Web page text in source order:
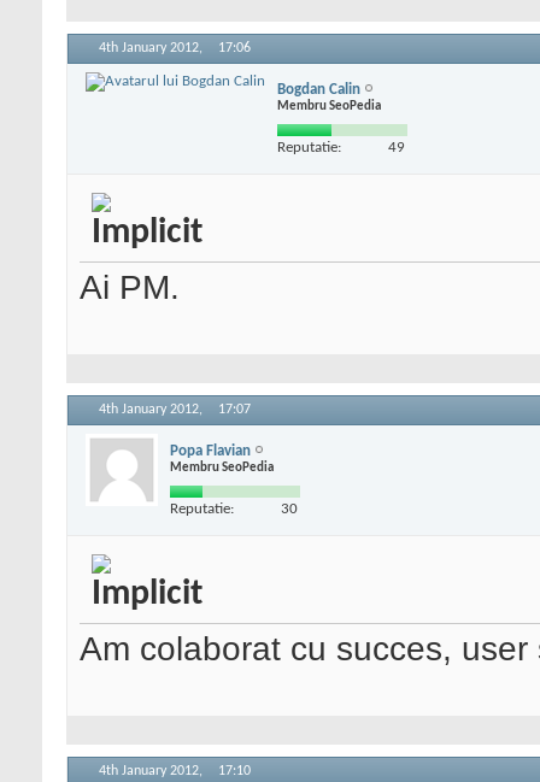
4th January 2012, 17:06
Bogdan Calin
Membru SeoPedia
Reputatie: 49
Ai PM.
4th January 2012, 17:07
Popa Flavian
Membru SeoPedia
Reputatie: 30
Am colaborat cu succes,
4th January 2012, 17:10